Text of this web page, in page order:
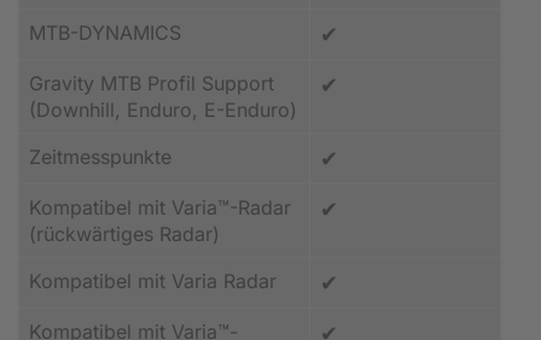
MTB-DYNAMICS ✔
Gravity MTB Profil Support
(Downhill, Enduro, E-Enduro)
✔
Zeitmesspunkte ✔
Kompatibel mit Varia™-Radar
(rückwärtiges Radar)
✔
Kompatibel mit Varia Radar ✔
Kompatibel mit Varia™- ✔